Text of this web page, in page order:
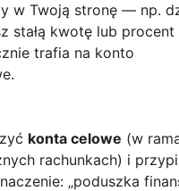
w Twoją stronę — np.
stałą kwotę lub
trafia na konto
konta celowe (w
rachunkach) i
„poduszka